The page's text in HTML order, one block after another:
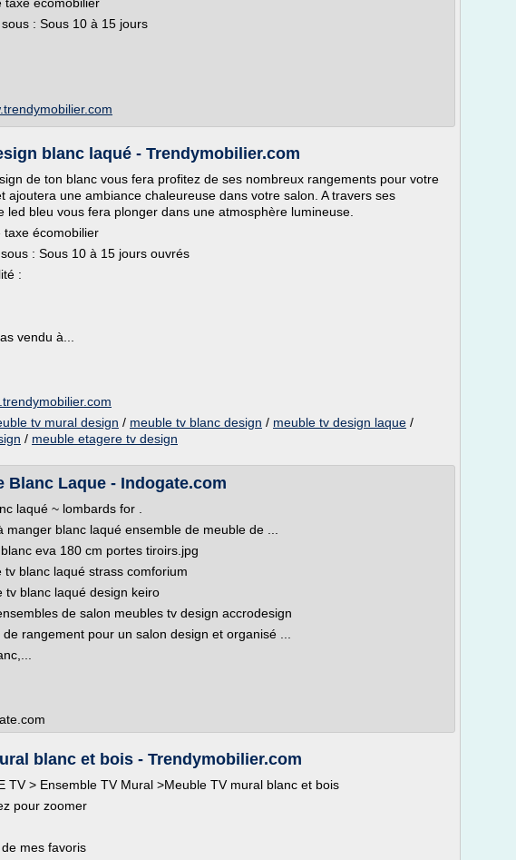
: Sous 10 à 15 jours
blanc laqué - Trendymobilier.com
de ton blanc vous fera profitez de ses nombreux rangements pour votre
ajoutera une ambiance chaleureuse dans votre salon. A travers ses
led bleu vous fera plonger dans une atmosphère lumineuse.
taxe écomobilier
: Sous 10 à 15 jours ouvrés
:
vendu à...
tv mural design / meuble tv blanc design / meuble tv design laque /
/ meuble etagere tv design
Blanc Laque - Indogate.com
laqué ~ lombards for .
manger blanc laqué ensemble de meuble de ...
eva 180 cm portes tiroirs.jpg
tv blanc laqué strass comforium
tv blanc laqué design keiro
de salon meubles tv design accrodesign
rangement pour un salon design et organisé ...
blanc et bois - Trendymobilier.com
TV > Ensemble TV Mural >Meuble TV mural blanc et bois
pour zoomer
mes favoris